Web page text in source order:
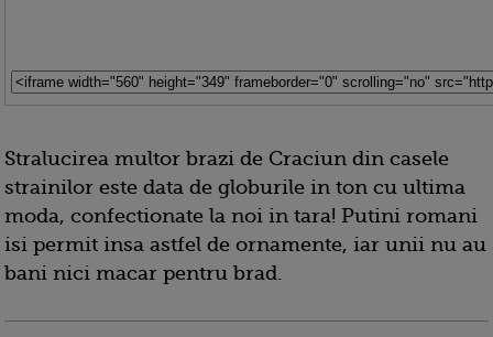
Stralucirea multor brazi de Craciun din casele
strainilor este data de globurile in ton cu ultima
moda, confectionate la noi in tara! Putini romani
isi permit insa astfel de ornamente, iar unii nu au
bani nici macar pentru brad.